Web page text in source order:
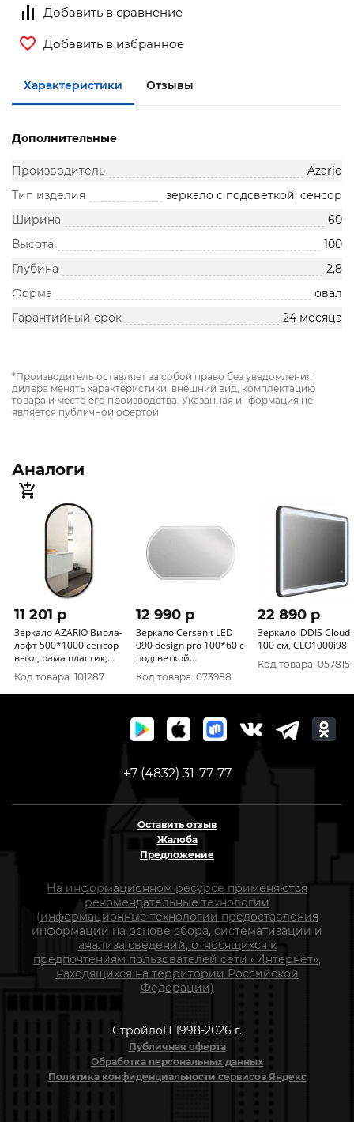
Добавить в сравнение
Добавить в избранное
Характеристики Отзывы
Дополнительные
Производитель
Azario
Тип изделия
зеркало с подсветкой, сенсор
Ширина
60
Высота
100
Глубина
2,8
Форма
овал
Гарантийный срок
24 месяца
*Производитель оставляет за собой право без уведомления
дилера менять характеристики, внешний вид, комплектацию
товара и место его производства. Указанная информация не
является публичной офертой
Аналоги
11 201 p
Зеркало AZARIO Виола-
лофт 500*1000 сенсор
выкл, рама пластик,
гор-вертикальное
Код товара: 101287
12 990 p
Зеркало Cersanit LED
090 design pro 100*60 с
подсветкой
антизапотевание
Код товара: 073988
22 890 p
Зеркало IDDIS Cloud
100 см, CLO1000i98
Код товара: 057815
+7 (4832) 31-77-77
Оставить отзыв
Жалоба
Предложение
На информационном ресурсе применяются
рекомендательные технологии
(информационные технологии предоставления
информации на основе сбора, систематизации и
анализа сведений, относящихся к
предпочтениям пользователей сети «Интернет»,
находящихся на территории Российской
Федерации)
СтройлоН 1998-2026 г.
Публичная оферта
Обработка персональных данных
Политика конфиденциальности сервисов Яндекс